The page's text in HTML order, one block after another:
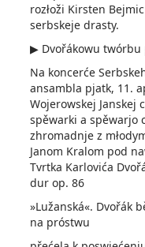
rozłoži Kirsten
serbskeje drasty.
▶ Dvořákowu
Na koncerće
ansambla pjatk, 11.
Wojerowskej Janskej
spěwarki a spěwarjo
zhromadnje z
Janom Kralom pod
Tvrtka Karlovića
dur op. 86
»Lužanská«. Dvořák
na próstwu